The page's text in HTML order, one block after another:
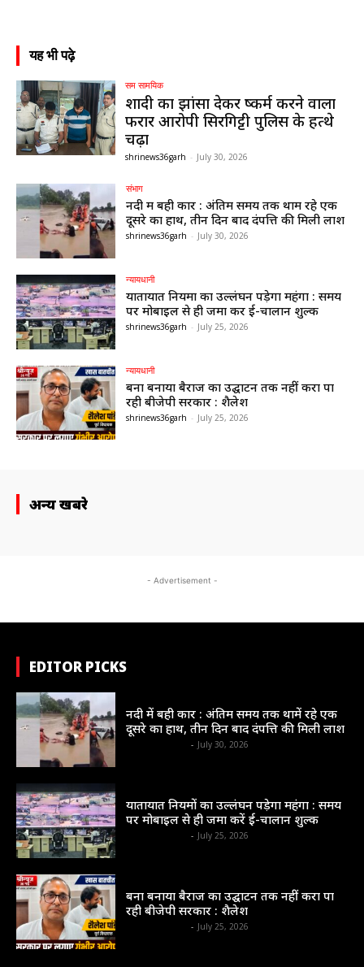
यह भी पढ़े
सम सामयिक
शादी का झांसा देकर दुष्कर्म करने वाला
फरार आरोपी सिरगिट्टी पुलिस के हत्थे
चढ़ा
shrinews36garh - July 30, 2026
संभाग
नदी में बही कार : अंतिम समय तक थामें रहे एक
दूसरे का हाथ, तीन दिन बाद दंपत्ति की मिली लाश
shrinews36garh - July 30, 2026
न्यायधानी
यातायात नियमों का उल्लंघन पड़ेगा महंगा : समय
पर मोबाइल से ही जमा करें ई-चालान शुल्क
shrinews36garh - July 25, 2026
न्यायधानी
बना बनाया बैराज का उद्घाटन तक नहीं करा पा
रही बीजेपी सरकार : शैलेश
shrinews36garh - July 25, 2026
अन्य खबरे
- Advertisement -
EDITOR PICKS
नदी में बही कार : अंतिम समय तक थामें रहे एक
दूसरे का हाथ, तीन दिन बाद दंपत्ति की मिली लाश
- July 30, 2026
यातायात नियमों का उल्लंघन पड़ेगा महंगा : समय
पर मोबाइल से ही जमा करें ई-चालान शुल्क
- July 25, 2026
बना बनाया बैराज का उद्घाटन तक नहीं करा पा
रही बीजेपी सरकार : शैलेश
- July 25, 2026